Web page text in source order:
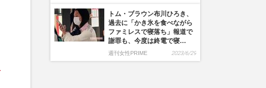
トム・ブラウン布川ひろき、
過去に「かき氷を食べながら
ファミレスで寝落ち」報道で
謝罪も、今度は終電で寝…
週刊女性PRIME 2023/6/29